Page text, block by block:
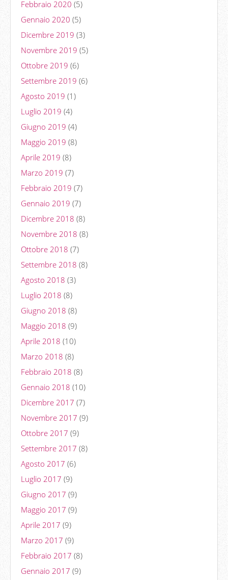
Febbraio 2020 (5)
Gennaio 2020 (5)
Dicembre 2019 (3)
Novembre 2019 (5)
Ottobre 2019 (6)
Settembre 2019 (6)
Agosto 2019 (1)
Luglio 2019 (4)
Giugno 2019 (4)
Maggio 2019 (8)
Aprile 2019 (8)
Marzo 2019 (7)
Febbraio 2019 (7)
Gennaio 2019 (7)
Dicembre 2018 (8)
Novembre 2018 (8)
Ottobre 2018 (7)
Settembre 2018 (8)
Agosto 2018 (3)
Luglio 2018 (8)
Giugno 2018 (8)
Maggio 2018 (9)
Aprile 2018 (10)
Marzo 2018 (8)
Febbraio 2018 (8)
Gennaio 2018 (10)
Dicembre 2017 (7)
Novembre 2017 (9)
Ottobre 2017 (9)
Settembre 2017 (8)
Agosto 2017 (6)
Luglio 2017 (9)
Giugno 2017 (9)
Maggio 2017 (9)
Aprile 2017 (9)
Marzo 2017 (9)
Febbraio 2017 (8)
Gennaio 2017 (9)